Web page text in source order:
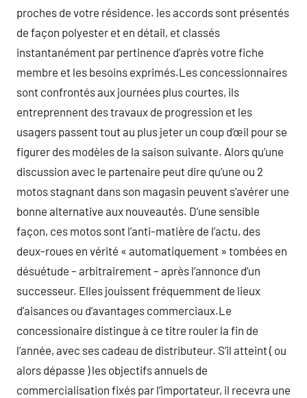
proches de votre résidence. les accords sont présentés
de façon polyester et en détail, et classés
instantanément par pertinence d’après votre fiche
membre et les besoins exprimés.Les concessionnaires
sont confrontés aux journées plus courtes, ils
entreprennent des travaux de progression et les
usagers passent tout au plus jeter un coup d’œil pour se
figurer des modèles de la saison suivante. Alors qu’une
discussion avec le partenaire peut dire qu’une ou 2
motos stagnant dans son magasin peuvent s’avérer une
bonne alternative aux nouveautés. D’une sensible
façon, ces motos sont l’anti-matière de l’actu, des
deux-roues en vérité « automatiquement » tombées en
désuétude – arbitrairement – après l’annonce d’un
successeur. Elles jouissent fréquemment de lieux
d’aisances ou d’avantages commerciaux.Le
concessionaire distingue à ce titre rouler la fin de
l’année, avec ses cadeau de distributeur. S’il atteint ( ou
alors dépasse ) les objectifs annuels de
commercialisation fixés par l’importateur, il recevra une